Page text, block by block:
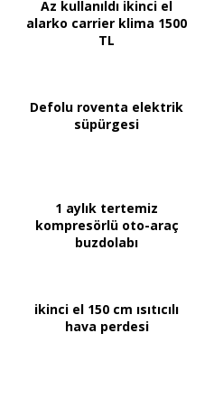
Az kullanıldı ikinci el
alarko carrier klima 1500
TL
Defolu roventa elektrik
süpürgesi
1 aylık tertemiz
kompresörlü oto-araç
buzdolabı
ikinci el 150 cm ısıtıcılı
hava perdesi